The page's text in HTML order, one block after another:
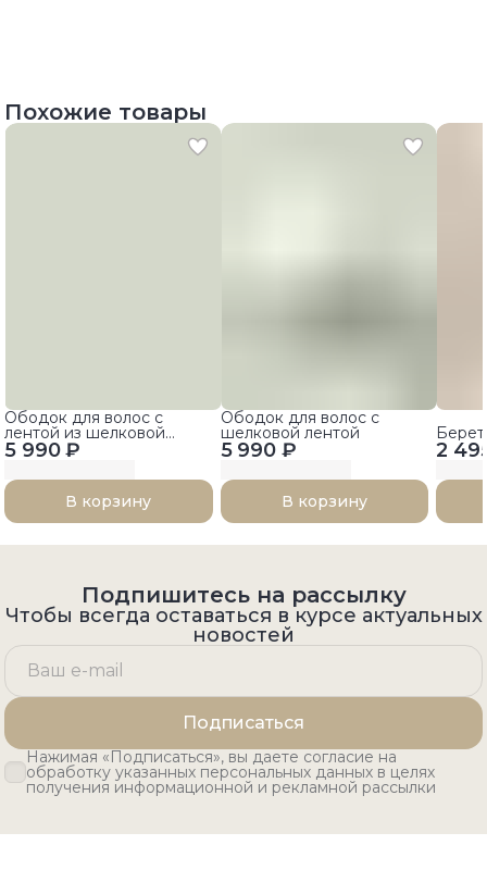
Похожие товары
5 990 ₽
Ободок для волос с
лентой из шелковой
тафты
В корзину
5 990 ₽
Ободок для волос с
шелковой лентой
В корзину
2
Берет
Подпишитесь на рассылку
Чтобы всегда оставаться в курсе актуальных
новостей
Подписаться
Нажимая «Подписаться», вы даете согласие на
обработку указанных персональных данных в целях
получения информационной и рекламной рассылки